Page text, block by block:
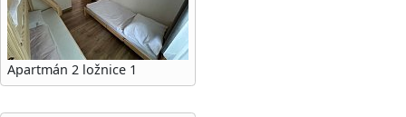
Apartmán 2 ložnice 1